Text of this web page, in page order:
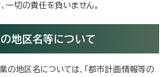
一切の責任を負いません。
地区名等について
の地区名については、「都市計画情報等の